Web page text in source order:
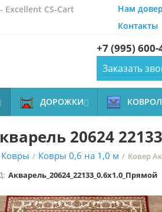
Excellent CS-Cart
Нам
Контакты
+7 (995) 600-
Заказать
ДОРОЖКИ
20624
Ковры / Ковры 0,6 на 1,0 м / Ковер
Акварель_20624_22133_0.6x1.0_Прямой